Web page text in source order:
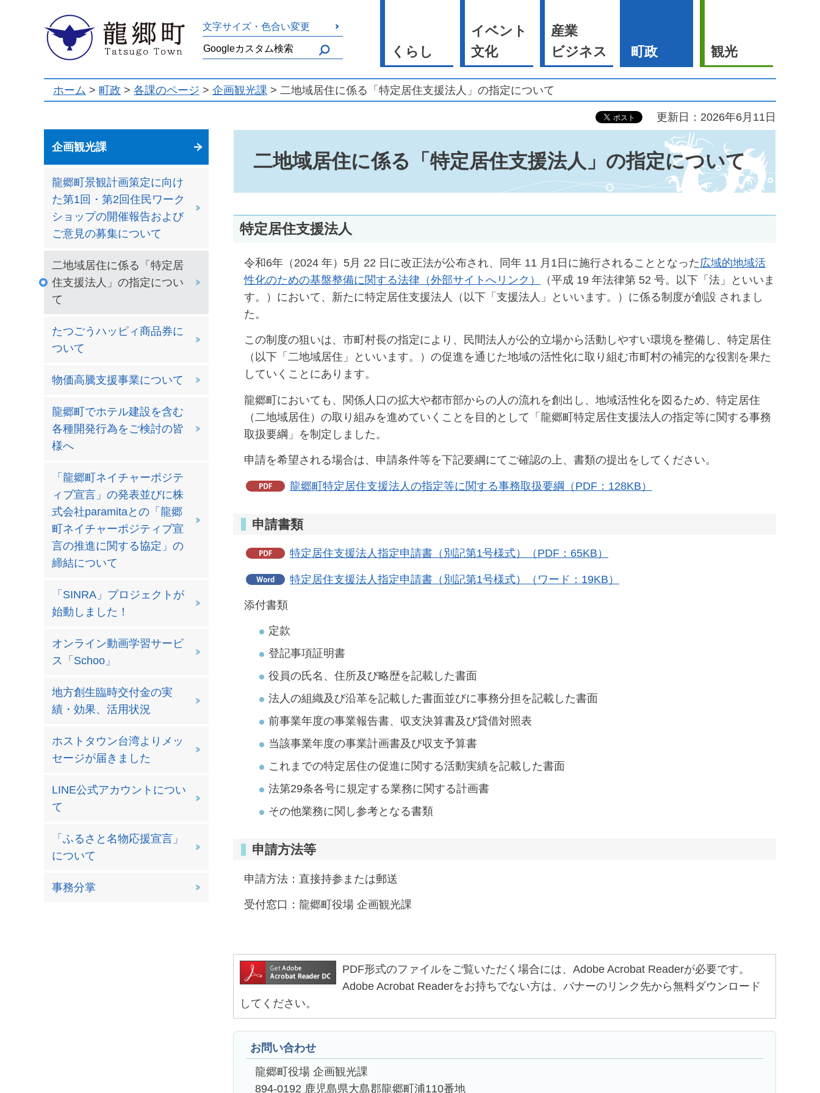
龍郷町 文字サイズ・色合い変更
くらし
イベント
文化
産業
ビジネス
町政 観光
ホーム > 町政 > 各課のページ > 企画観光課 > 二地域居住に係る「特定居住支援法人」の指定について
更新日：2026年6月11日
企画観光課
龍郷町景観計画策定に向け
た第1回・第2回住民ワーク
ショップの開催報告および
ご意見の募集について
二地域居住に係る「特定居
住支援法人」の指定につい
て
たつごうハッピィ商品券に
ついて
物価高騰支援事業について
龍郷町でホテル建設を含む
各種開発行為をご検討の皆
様へ
「龍郷町ネイチャーポジテ
ィブ宣言」の発表並びに株
式会社paramitaとの「龍郷
町ネイチャーポジティブ宣
言の推進に関する協定」の
締結について
「SINRA」プロジェクトが
始動しました！
オンライン動画学習サービ
ス「Schoo」
地方創生臨時交付金の実
績・効果、活用状況
ホストタウン台湾よりメッ
セージが届きました
LINE公式アカウントについ
て
「ふるさと名物応援宣言」
について
事務分掌
二地域居住に係る「特定居住支援法人」の指定について
特定居住支援法人
令和6年（2024 年）5月 22 日に改正法が公布され、同年 11 月1日に施行されることとなった広域的地域活
性化のための基盤整備に関する法律（外部サイトへリンク）
（平成 19 年法律第 52 号。以下「法」といいま
す。）において、新たに特定居住支援法人（以下「支援法人」といいます。）に係る制度が創設 されまし
た。
この制度の狙いは、市町村長の指定により、民間法人が公的立場から活動しやすい環境を整備し、特定居住
（以下「二地域居住」といいます。）の促進を通じた地域の活性化に取り組む市町村の補完的な役割を果た
していくことにあります。
龍郷町においても、関係人口の拡大や都市部からの人の流れを創出し、地域活性化を図るため、特定居住
（二地域居住）の取り組みを進めていくことを目的として「龍郷町特定居住支援法人の指定等に関する事務
取扱要綱」を制定しました。
申請を希望される場合は、申請条件等を下記要綱にてご確認の上、書類の提出をしてください。
龍郷町特定居住支援法人の指定等に関する事務取扱要綱（PDF：128KB）
申請書類
特定居住支援法人指定申請書（別記第1号様式）（PDF：65KB）
特定居住支援法人指定申請書（別記第1号様式）（ワード：19KB）
添付書類
定款
登記事項証明書
役員の氏名、住所及び略歴を記載した書面
法人の組織及び沿革を記載した書面並びに事務分担を記載した書面
前事業年度の事業報告書、収支決算書及び貸借対照表
当該事業年度の事業計画書及び収支予算書
これまでの特定居住の促進に関する活動実績を記載した書面
法第29条各号に規定する業務に関する計画書
その他業務に関し参考となる書類
申請方法等
申請方法：直接持参または郵送
受付窓口：龍郷町役場 企画観光課
PDF形式のファイルをご覧いただく場合には、Adobe Acrobat Readerが必要です。
Adobe Acrobat Readerをお持ちでない方は、バナーのリンク先から無料ダウンロード
してください。
お問い合わせ
龍郷町役場 企画観光課
894-0192 鹿児島県大島郡龍郷町浦110番地